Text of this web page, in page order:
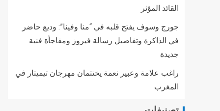
القائد المؤثر
جورج وسوف يفتح قلبه في “منا وفينا”: وديع حاضر
في الذاكرة وتفاصيل رسالة فيروز ومفاجأة فنية
جديدة
راغب علامة وعبير نعمة يختتمان مهرجان تيميتار في
المغرب